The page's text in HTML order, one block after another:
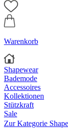
Warenkorb
Shapewear
Bademode
Accessoires
Kollektionen
Stützkraft
Sale
Zur Kategorie